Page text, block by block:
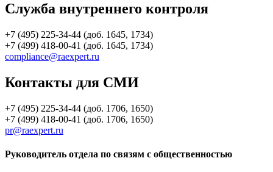
Служба внутреннего контроля
+7 (495) 225-34-44 (доб. 1645, 1734)
+7 (499) 418-00-41 (доб. 1645, 1734)
compliance@raexpert.ru
Контакты для СМИ
+7 (495) 225-34-44 (доб. 1706, 1650)
+7 (499) 418-00-41 (доб. 1706, 1650)
pr@raexpert.ru
Руководитель отдела по связям с общественностью